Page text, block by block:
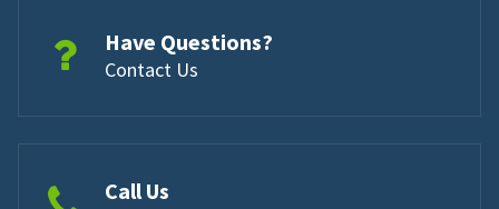
Have Questions?
Contact Us
Call Us